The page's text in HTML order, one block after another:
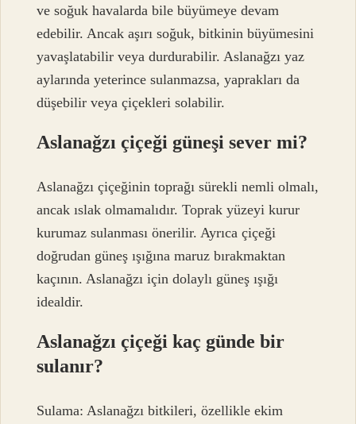
ve soğuk havalarda bile büyümeye devam
edebilir. Ancak aşırı soğuk, bitkinin büyümesini
yavaşlatabilir veya durdurabilir. Aslanağzı yaz
aylarında yeterince sulanmazsa, yaprakları da
düşebilir veya çiçekleri solabilir.
Aslanağzı çiçeği güneşi sever mi?
Aslanağzı çiçeğinin toprağı sürekli nemli olmalı,
ancak ıslak olmamalıdır. Toprak yüzeyi kurur
kurumaz sulanması önerilir. Ayrıca çiçeği
doğrudan güneş ışığına maruz bırakmaktan
kaçının. Aslanağzı için dolaylı güneş ışığı
idealdir.
Aslanağzı çiçeği kaç günde bir
sulanır?
Sulama: Aslanağzı bitkileri, özellikle ekim